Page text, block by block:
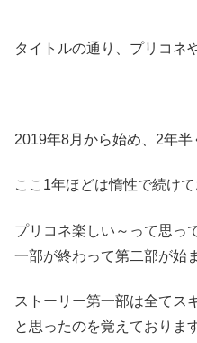
タイトルの通り、プリコネ
2019年8月から始め、2年半
ここ1年ほどは惰性で続けて
プリコネ楽しい～って思っ
一部が終わって第二部が始
ストーリー第一部は全てス
と思ったのを覚えておりま